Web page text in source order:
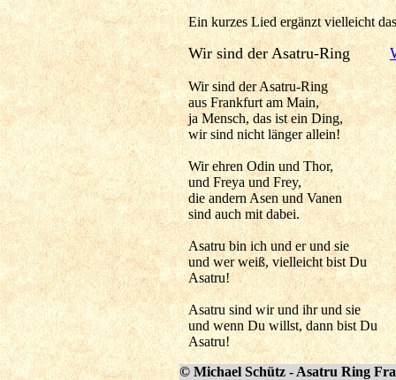
Ein kurzes Lied ergänzt vielleicht
Wir sind der Asatru-Ring
Wir sind der Asatru-Ring
aus Frankfurt am Main,
ja Mensch, das ist ein Ding,
wir sind nicht länger allein!
Wir ehren Odin und Thor,
und Freya und Frey,
die andern Asen und Vanen
sind auch mit dabei.
Asatru bin ich und er und sie
und wer weiß, vielleicht bist Du
Asatru!
Asatru sind wir und ihr und sie
und wenn Du willst, dann bist Du
Asatru!
© Michael Schütz - Asatru Ring